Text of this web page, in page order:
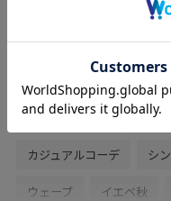
LE CERCLE par ropé
お出かけコーデ 旅行コ
カジュアルコーデ シ
ウェーブ イエベ秋